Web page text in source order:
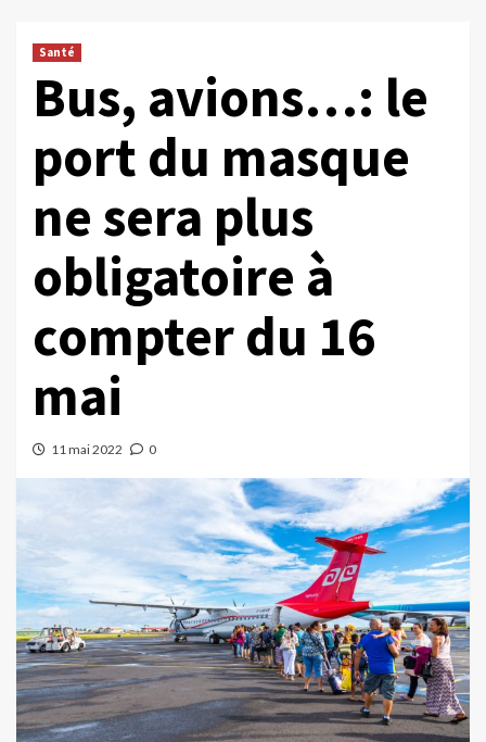
Santé
Bus, avions…: le
port du masque
ne sera plus
obligatoire à
compter du 16
mai
11 mai 2022 0